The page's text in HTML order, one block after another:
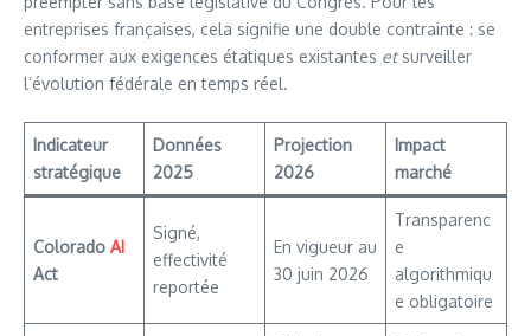
entreprises françaises, cela signifie une double contrainte : se
conformer aux exigences étatiques existantes etsurveiller
l’évolution fédérale en temps réel.
Indicateur
stratégique
Données
2025
Projection
2026
Impact
marché
Colorado AI
Act
Signé,
effectivité
reportée
En vigueur au
30 juin 2026
Transparenc
e
algorithmiqu
e obligatoire